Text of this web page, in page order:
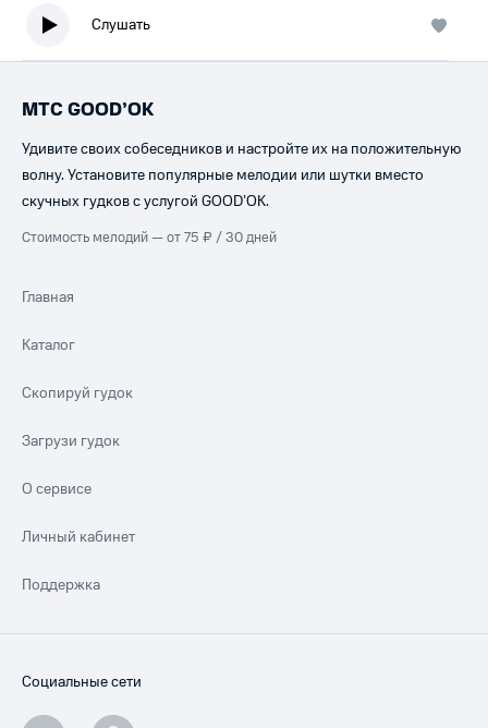
Слушать
МТС GOOD’OK
Удивите своих собеседников и настройте их на положительную
волну. Установите популярные мелодии или шутки вместо
скучных гудков с услугой GOOD’OK.
Стоимость мелодий — от 75 ₽ / 30 дней
Главная
Каталог
Скопируй гудок
Загрузи гудок
О сервисе
Личный кабинет
Поддержка
Социальные сети